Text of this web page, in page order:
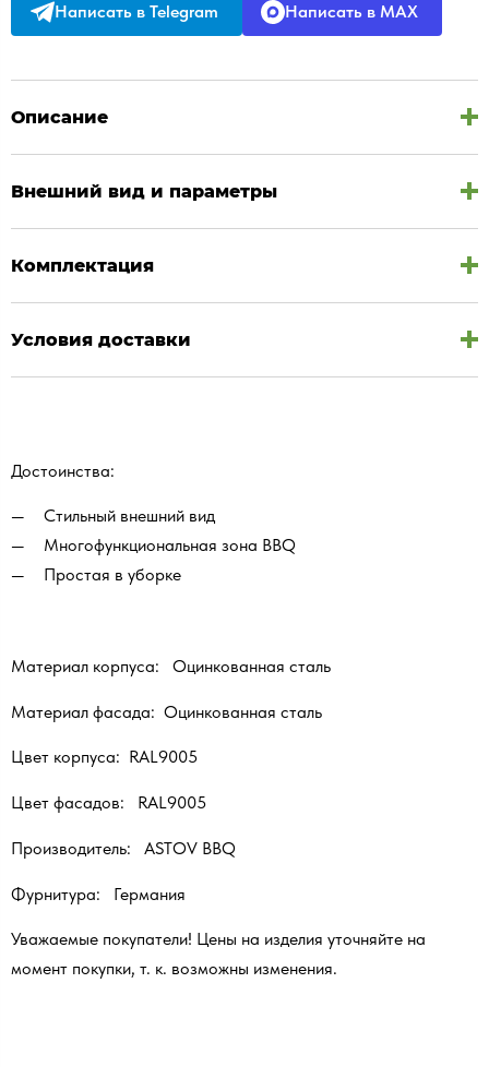
Написать в Telegram Написать в MAX
Описание
Внешний вид и параметры
Комплектация
Условия доставки
Достоинства:
Стильный внешний вид
Многофункциональная зона BBQ
Простая в уборке
Материал корпуса: Оцинкованная сталь
Материал фасада: Оцинкованная сталь
Цвет корпуса: RAL9005
Цвет фасадов: RAL9005
Производитель: ASTOV BBQ
Фурнитура: Германия
Уважаемые покупатели! Цены на изделия уточняйте на
момент покупки, т. к. возможны изменения.